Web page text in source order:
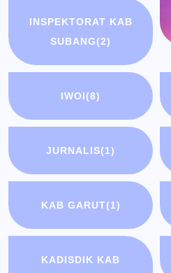
INSPEKTORAT KAB
SUBANG(2)
IWOI(8)
JURNALIS(1)
KAB GARUT(1)
KADISDIK KAB